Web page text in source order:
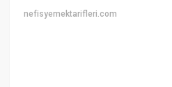
nefisyemektarifleri.com